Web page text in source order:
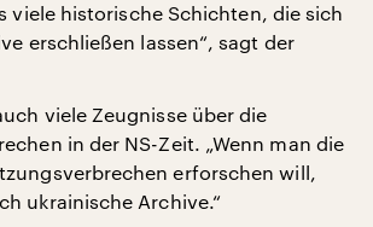
viele historische Schichten, die sich
erschließen lassen“, sagt der
viele Zeugnisse über die
in der NS-Zeit. „Wenn man die
erforschen will,
ukrainische Archive.“